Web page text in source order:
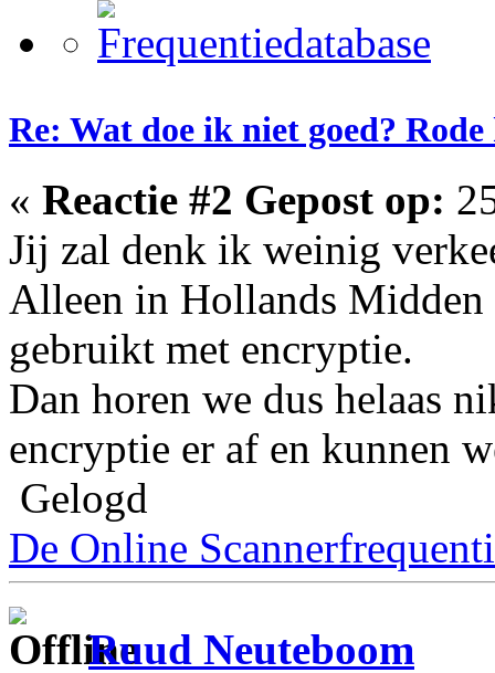
Re: Wat doe ik niet goed?
« Reactie #2 Gepost op:
Jij zal denk ik weinig
Alleen in Hollands Midden
gebruikt met encryptie.
Dan horen we dus helaas
encryptie er af en kunnen
Gelogd
De Online
Ruud Neuteboom